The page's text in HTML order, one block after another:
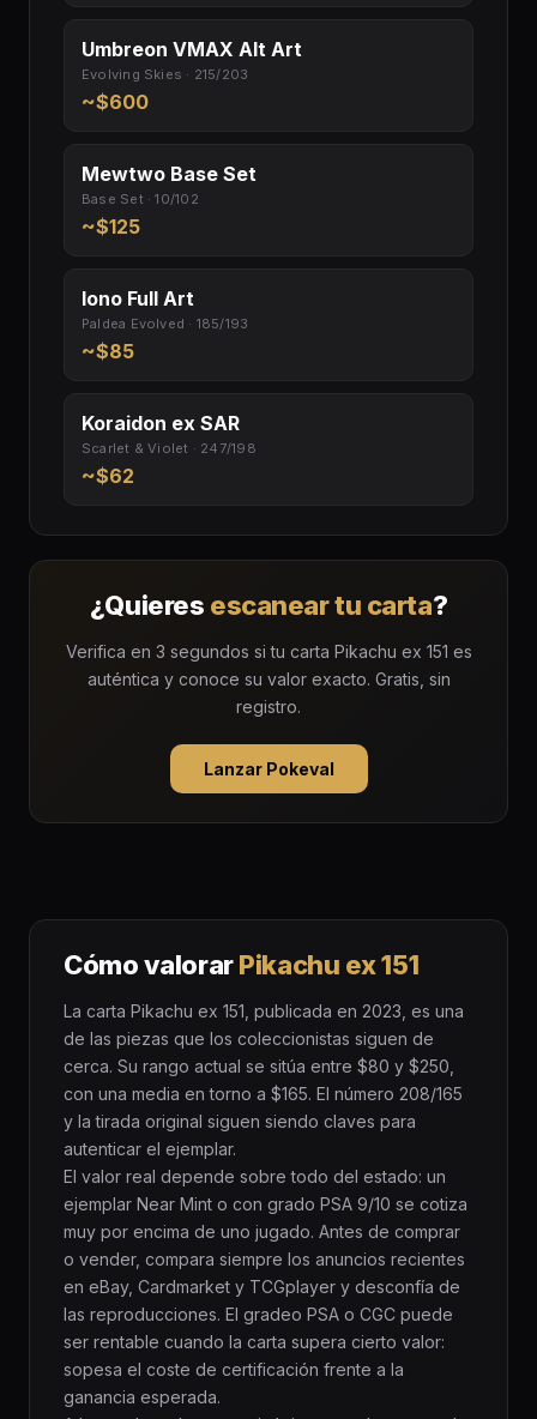
Umbreon VMAX Alt Art
Evolving Skies · 215/203
~$600
Mewtwo Base Set
Base Set · 10/102
~$125
Iono Full Art
Paldea Evolved · 185/193
~$85
Koraidon ex SAR
Scarlet & Violet · 247/198
~$62
¿Quieres escanear tu carta?
Verifica en 3 segundos si tu carta Pikachu ex 151 es
auténtica y conoce su valor exacto. Gratis, sin
registro.
Lanzar Pokeval
Cómo valorarPikachu ex 151
La carta Pikachu ex 151, publicada en 2023, es una
de las piezas que los coleccionistas siguen de
cerca. Su rango actual se sitúa entre $80 y $250,
con una media en torno a $165. El número 208/165
y la tirada original siguen siendo claves para
autenticar el ejemplar.
El valor real depende sobre todo del estado: un
ejemplar Near Mint o con grado PSA 9/10 se cotiza
muy por encima de uno jugado. Antes de comprar
o vender, compara siempre los anuncios recientes
en eBay, Cardmarket y TCGplayer y desconfía de
las reproducciones. El gradeo PSA o CGC puede
ser rentable cuando la carta supera cierto valor:
sopesa el coste de certificación frente a la
ganancia esperada.